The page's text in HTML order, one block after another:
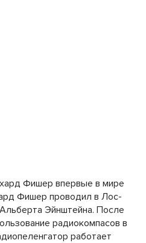
Фишер впервые в мире
Фишер проводил в Лос-
Эйнштейна. После
радиокомпасов в
работает